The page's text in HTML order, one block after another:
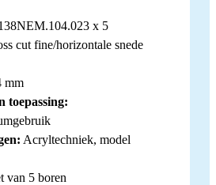
x 5
cut fine/horizontale snede
mm
toepassing:
Acryltechniek, model
van 5 boren